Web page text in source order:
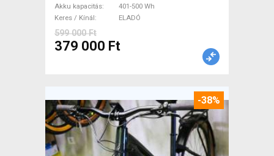
Akku kapacitás
401-500 Wh
Keres / Kínál
ELADÓ
599 000 Ft
379 000 Ft
-38%